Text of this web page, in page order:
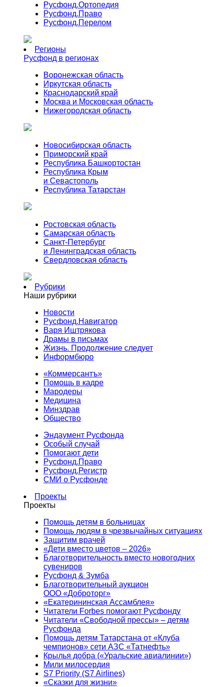
Русфонд.Ортопедия
Русфонд.Право
Русфонд.Перелом
Регионы
Русфонд в регионах
Воронежская область
Иркутская область
Краснодарский край
Москва и Московская область
Нижегородская область
Новосибирская область
Приморский край
Республика Башкортостан
Республика Крым
и Севастополь
Республика Татарстан
Ростовская область
Самарская область
Санкт-Петербург
и Ленинградская область
Свердловская область
Рубрики
Наши рубрики
Новости
Русфонд.Навигатор
Варя Иштрякова
Драмы в письмах
Жизнь. Продолжение следует
Информбюро
«Коммерсантъ»
Помощь в кадре
Мародеры
Медицина
Минздрав
Общество
Эндаумент Русфонда
Особый случай
Помогают дети
Русфонд.Право
Русфонд.Регистр
СМИ о Русфонде
Проекты
Проекты
Помощь детям в больницах
Помощь людям в чрезвычайных ситуациях
Защитим врачей
«Дети вместо цветов – 2026»
Благотворительность вместо новогодних
сувениров
Русфонд & Зумба
Благотворительный аукцион
ООО «Доброторг»
«Екатерининская Ассамблея»
Читатели Forbes помогают Русфонду
Читатели «Свободной прессы» – детям
Русфонда
Помощь детям Татарстана от «Клуба
чемпионов» сети АЗС «Татнефть»
Крылья добра («Уральские авиалинии»)
Мили милосердия
S7 Priority (S7 Airlines)
«Сказки для жизни»